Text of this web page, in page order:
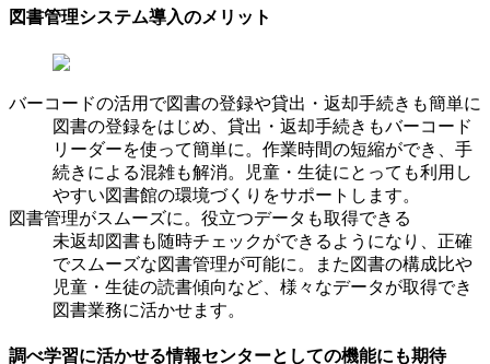
図書管理システム導入のメリット
バーコードの活用で図書の登録や貸出・返却手続きも簡単に
図書の登録をはじめ、貸出・返却手続きもバーコード
リーダーを使って簡単に。作業時間の短縮ができ、手
続きによる混雑も解消。児童・生徒にとっても利用し
やすい図書館の環境づくりをサポートします。
図書管理がスムーズに。役立つデータも取得できる
未返却図書も随時チェックができるようになり、正確
でスムーズな図書管理が可能に。また図書の構成比や
児童・生徒の読書傾向など、様々なデータが取得でき
図書業務に活かせます。
調べ学習に活かせる情報センターとしての機能にも期待